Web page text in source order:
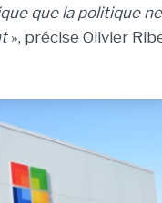
que la politique
», précise Olivier